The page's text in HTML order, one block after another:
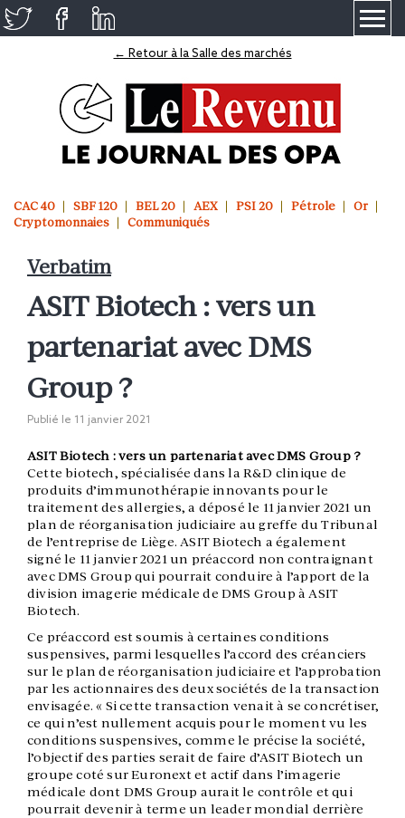
← Retour à la Salle des marchés
CAC 40 SBF 120 BEL 20 AEX PSI 20 Pétrole
Or
Cryptomonnaies
Communiqués
Verbatim
ASIT Biotech : vers un
partenariat avec DMS
Group ?
Publié le 11 janvier 2021
ASIT Biotech : vers un partenariat avec DMS Group ?
Cette biotech, spécialisée dans la R&D clinique de
produits d’immunothérapie innovants pour le
traitement des allergies, a déposé le 11 janvier 2021 un
plan de réorganisation judiciaire au greffe du Tribunal
de l’entreprise de Liège. ASIT Biotech a également
signé le 11 janvier 2021 un préaccord non contraignant
avec DMS Group qui pourrait conduire à l’apport de la
division imagerie médicale de DMS Group à ASIT
Biotech.
Ce préaccord est soumis à certaines conditions
suspensives, parmi lesquelles l’accord des créanciers
sur le plan de réorganisation judiciaire et l’approbation
par les actionnaires des deux sociétés de la transaction
envisagée. « Si cette transaction venait à se concrétiser,
ce qui n’est nullement acquis pour le moment vu les
conditions suspensives, comme le précise la société,
l’objectif des parties serait de faire d’ASIT Biotech un
groupe coté sur Euronext et actif dans l’imagerie
médicale dont DMS Group aurait le contrôle et qui
pourrait devenir à terme un leader mondial derrière